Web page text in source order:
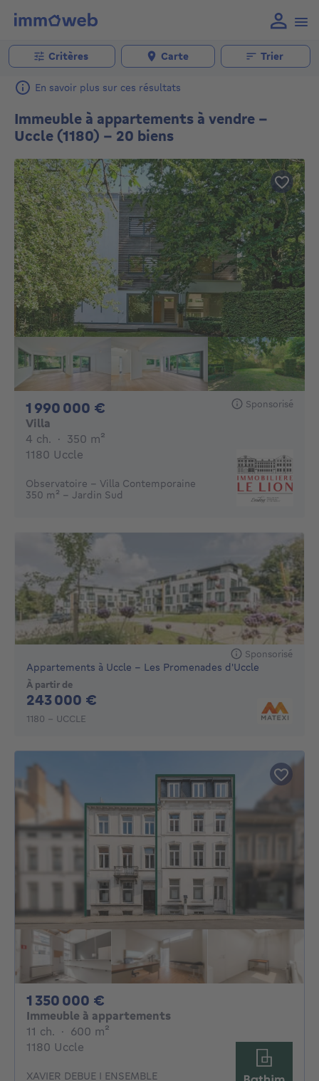
Critères Carte Trier
En savoir plus sur ces résultats
Immeuble à appartements à vendre -
Uccle (1180) - 20 biens
1 990 000 € Sponsorisé
Villa
4 ch. 4 chambres
· 350 m²
1180 Uccle
Observatoire - Villa Contemporaine
350 m² - Jardin Sud
Sponsorisé
Appartements à Uccle - Les Promenades d'Uccle
À partir de
243 000 €
1180 - UCCLE
1 350 000 €
Immeuble à appartements
11 ch. 11 chambres
· 600 m²
1180 Uccle
XAVIER DEBUE I ENSEMBLE